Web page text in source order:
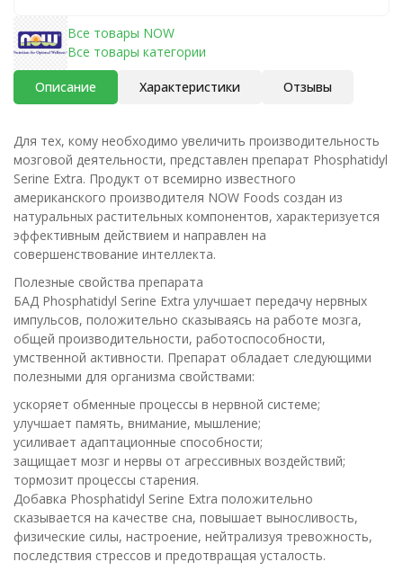
Все товары NOW
Все товары категории
Описание Характеристики Отзывы
Для тех, кому необходимо увеличить производительность
мозговой деятельности, представлен препарат Phosphatidyl
Serine Extra. Продукт от всемирно известного
американского производителя NOW Foods создан из
натуральных растительных компонентов, характеризуется
эффективным действием и направлен на
совершенствование интеллекта.
Полезные свойства препарата
БАД Phosphatidyl Serine Extra улучшает передачу нервных
импульсов, положительно сказываясь на работе мозга,
общей производительности, работоспособности,
умственной активности. Препарат обладает следующими
полезными для организма свойствами:
ускоряет обменные процессы в нервной системе;
улучшает память, внимание, мышление;
усиливает адаптационные способности;
защищает мозг и нервы от агрессивных воздействий;
тормозит процессы старения.
Добавка Phosphatidyl Serine Extra положительно
сказывается на качестве сна, повышает выносливость,
физические силы, настроение, нейтрализуя тревожность,
последствия стрессов и предотвращая усталость.